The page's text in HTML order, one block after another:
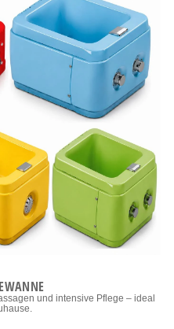
und intensive Pflege – ideal